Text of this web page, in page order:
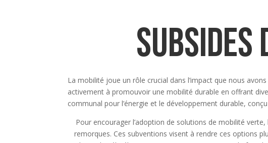
La mobilité joue un rôle crucial dans l’impact que nous
activement à promouvoir une mobilité durable en offrant
communal pour l’énergie et le développement durable,
Pour encourager l’adoption de solutions de mobilité
remorques. Ces subventions visent à rendre ces options